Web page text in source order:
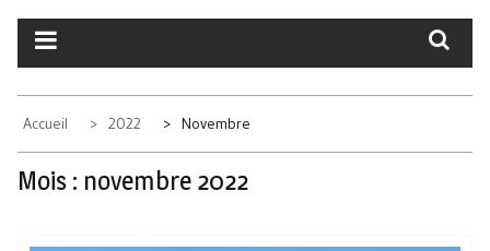
Accueil 2022 Novembre
Mois : novembre 2022